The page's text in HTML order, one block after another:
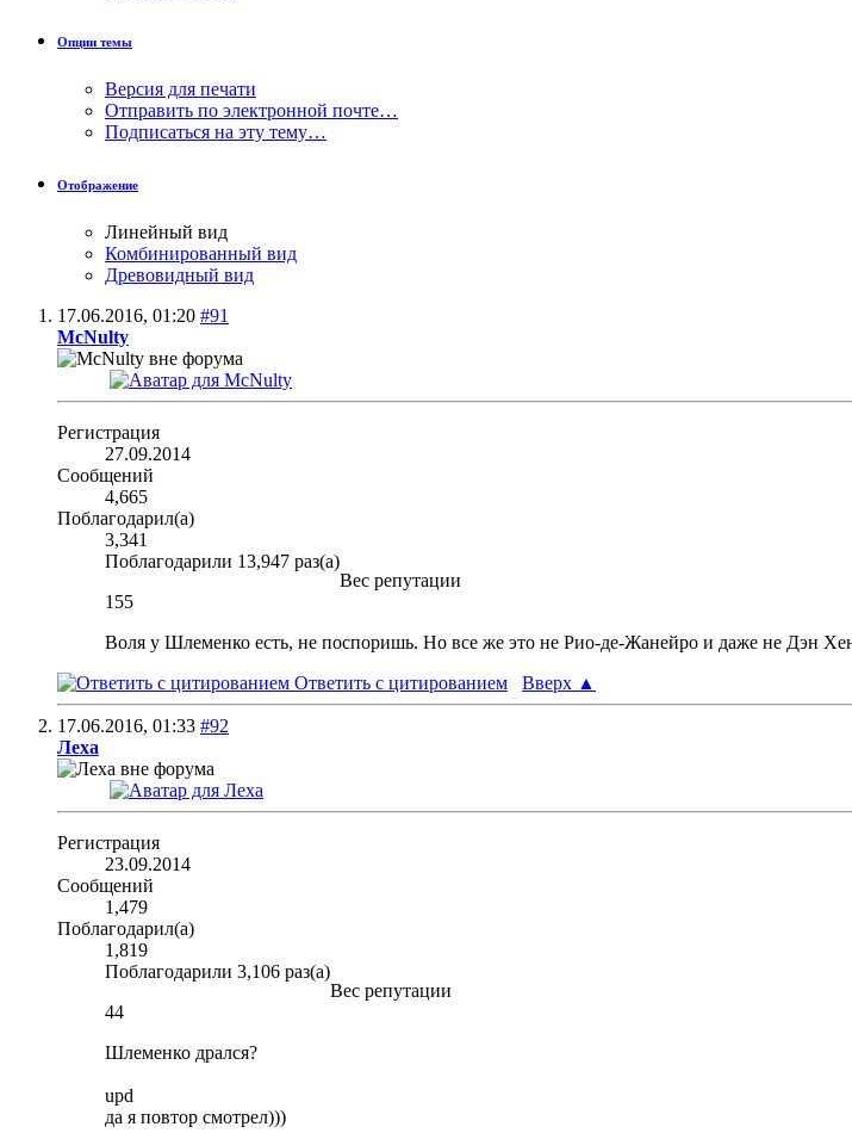
Опции темы
Версия для печати
Отправить по электронной почте…
Подписаться на эту тему…
Отображение
Линейный вид
Комбинированный вид
Древовидный вид
17.06.2016, 01:20 #91
McNulty
Регистрация
27.09.2014
Сообщений
4,665
Поблагодарил(а)
3,341
Поблагодарили 13,947 раз(а)
Вес репутации
155
Воля у Шлеменко есть, не поспоришь. Но все же это не Рио-де-Жанейро и даже не Дэн
Ответить с цитированием
Вверх ▲
17.06.2016, 01:33 #92
Леха
Регистрация
23.09.2014
Сообщений
1,479
Поблагодарил(а)
1,819
Поблагодарили 3,106 раз(а)
Вес репутации
44
Шлеменко дрался?
upd
да я повтор смотрел)))